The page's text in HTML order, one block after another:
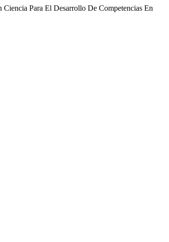
Para El Desarrollo De Competencias En